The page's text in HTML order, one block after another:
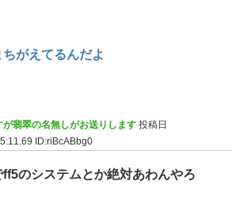
がえてるんだよ
が翡翠の名無しがお送りします 投稿日
ID:riBcABbg0
ff5のシステムとか絶対あわんやろ